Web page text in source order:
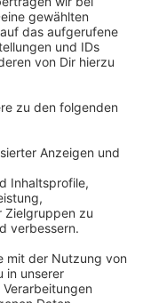
Vorahnung